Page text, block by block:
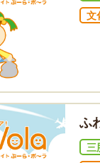
文
ふ
三